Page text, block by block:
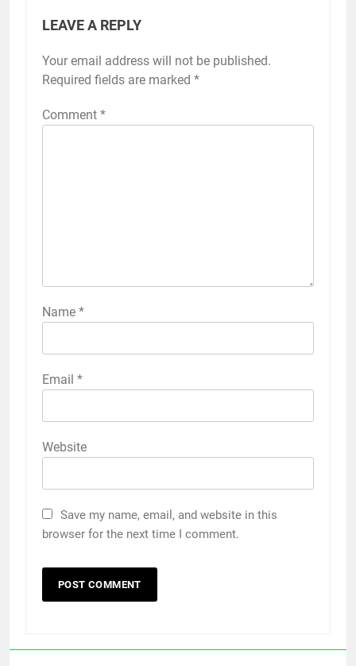
LEAVE A REPLY
Your email address will not be published.
Required fields are marked *
Comment *
Name *
Email *
Website
Save my name, email, and website in this
browser for the next time I comment.